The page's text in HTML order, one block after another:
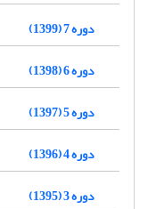
دوره 7 (1399)
دوره 6 (1398)
دوره 5 (1397)
دوره 4 (1396)
دوره 3 (1395)